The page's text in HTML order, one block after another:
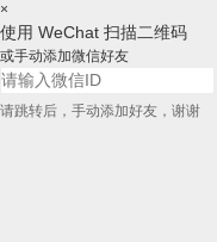
×
使用 WeChat 扫描二维码
或手动添加微信好友
请跳转后，手动添加好友，谢谢